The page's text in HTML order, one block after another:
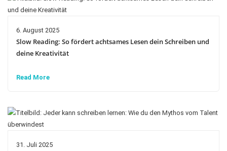
6. August 2025
Slow Reading: So fördert achtsames Lesen dein Schreiben und
deine Kreativität
Read More
31. Juli 2025